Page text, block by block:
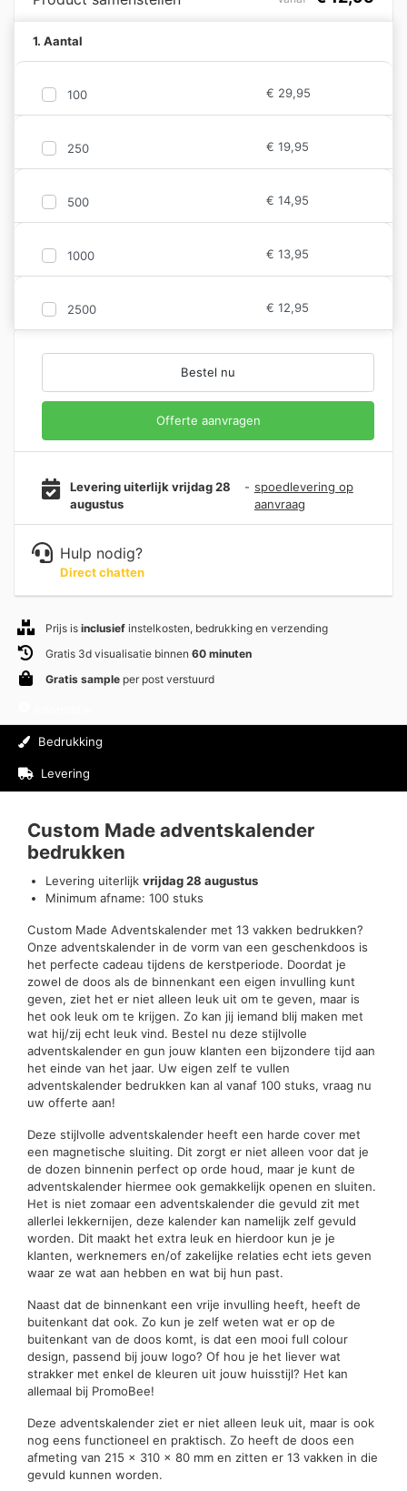
1. Aantal
100 € 29,95
250 € 19,95
500 € 14,95
1000 € 13,95
2500 € 12,95
Bestel nu
Offerte aanvragen
Levering uiterlijk vrijdag 28
augustus
- spoedlevering op
aanvraag
Hulp nodig?
Direct chatten
Prijs is inclusief instelkosten, bedrukking en verzending
Gratis 3d visualisatie binnen 60 minuten
Gratis sample per post verstuurd
Bedrukking
Levering
Custom Made adventskalender
bedrukken
Levering uiterlijk vrijdag 28 augustus
Minimum afname: 100 stuks
Custom Made Adventskalender met 13 vakken bedrukken?
Onze adventskalender in de vorm van een geschenkdoos is
het perfecte cadeau tijdens de kerstperiode. Doordat je
zowel de doos als de binnenkant een eigen invulling kunt
geven, ziet het er niet alleen leuk uit om te geven, maar is
het ook leuk om te krijgen. Zo kan jij iemand blij maken met
wat hij/zij echt leuk vind. Bestel nu deze stijlvolle
adventskalender en gun jouw klanten een bijzondere tijd aan
het einde van het jaar. Uw eigen zelf te vullen
adventskalender bedrukken kan al vanaf 100 stuks, vraag nu
uw offerte aan!
Deze stijlvolle adventskalender heeft een harde cover met
een magnetische sluiting. Dit zorgt er niet alleen voor dat je
de dozen binnenin perfect op orde houd, maar je kunt de
adventskalender hiermee ook gemakkelijk openen en sluiten.
Het is niet zomaar een adventskalender die gevuld zit met
allerlei lekkernijen, deze kalender kan namelijk zelf gevuld
worden. Dit maakt het extra leuk en hierdoor kun je je
klanten, werknemers en/of zakelijke relaties echt iets geven
waar ze wat aan hebben en wat bij hun past.
Naast dat de binnenkant een vrije invulling heeft, heeft de
buitenkant dat ook. Zo kun je zelf weten wat er op de
buitenkant van de doos komt, is dat een mooi full colour
design, passend bij jouw logo? Of hou je het liever wat
strakker met enkel de kleuren uit jouw huisstijl? Het kan
allemaal bij PromoBee!
Deze adventskalender ziet er niet alleen leuk uit, maar is ook
nog eens functioneel en praktisch. Zo heeft de doos een
afmeting van 215 x 310 x 80 mm en zitten er 13 vakken in die
gevuld kunnen worden.